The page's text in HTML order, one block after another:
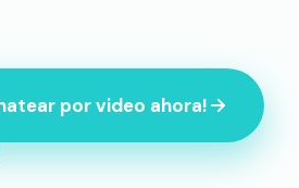
por video ahora!